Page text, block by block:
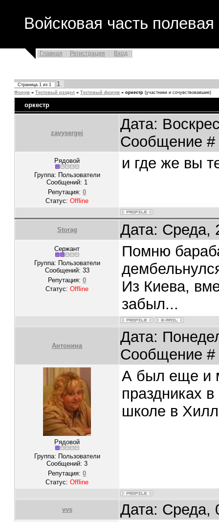
Войсковая часть полевая
Главная Регистрация Вход
Страница1 из1 1
Форум » Тестовый раздел » Тестовый форум » оркестр (участники и сочувствовавшие)
оркестр
zavysergej
Дата:
Сообщение
Рядовой
Группа: Пользователи
Сообщений: 1
Репутация:0
Статус:Offline
и где же вы
Storag Дата: Среда,
Сержант
Группа: Пользователи
Сообщений: 33
Репутация:0
Статус:Offline
Помню
Из Киева,
забыл...
Антонина
Дата:
Сообщение
Рядовой
Группа: Пользователи
Сообщений:3
Репутация:0
Статус:Offline
А был еще и
праздниках
школе в
vvs Дата: Среда,